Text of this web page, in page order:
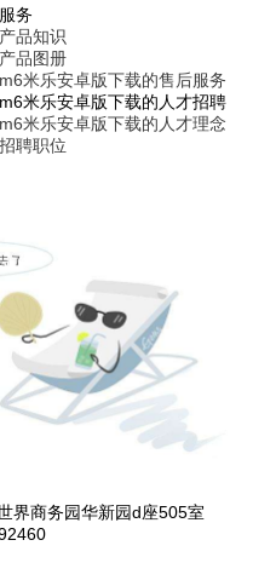
服务
产品知识
产品图册
m6米乐安卓版下载的售后服务
m6米乐安卓版下载的人才招聘
m6米乐安卓版下载的人才理念
招聘职位
界商务园华新园d座505室